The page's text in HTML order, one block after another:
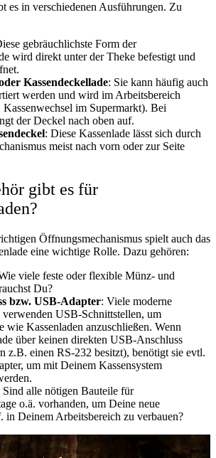
es in verschiedenen Ausführungen. Zu
gebräuchlichste Form der
wird direkt unter der Theke befestigt und
Kassendeckellade: Sie kann häufig auch
werden und wird im Arbeitsbereich
Kassenwechsel im Supermarkt). Bei
der Deckel nach oben auf.
: Diese Kassenlade lässt sich durch
meist nach vorn oder zur Seite
gibt es für
Öffnungsmechanismus spielt auch das
eine wichtige Rolle. Dazu gehören:
viele feste oder flexible Münz- und
Du?
bzw. USB-Adapter: Viele moderne
verwenden USB-Schnittstellen, um
wie Kassenladen anzuschließen. Wenn
über keinen direkten USB-Anschluss
z.B. einen RS-232 besitzt), benötigt sie evtl.
um mit Deinem Kassensystem
Sind alle nötigen Bauteile für
o.ä. vorhanden, um Deine neue
in Deinem Arbeitsbereich zu verbauen?